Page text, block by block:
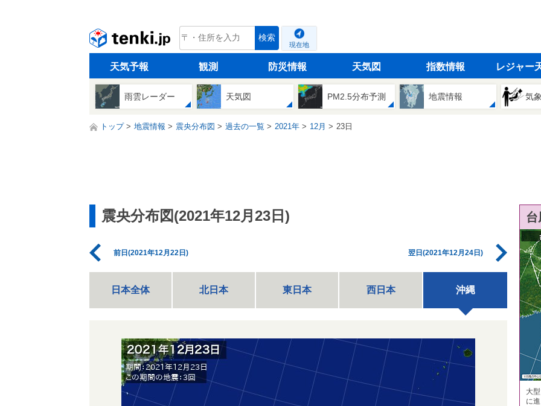
tenki.jp 検索
現在地
天気予報 観測 防災情報 天気図 指数情報 レジャー
雨雲レーダー 天気図 PM2.5分布予測 地震情報 気
トップ 地震情報 震央分布図 過去の一覧 2021年 12月 23日
震央分布図(2021年12月23日)
前日(2021年12月22日) 翌日(2021年12月24日)
日本全体 北日本 東日本 西日本 沖縄
大
に